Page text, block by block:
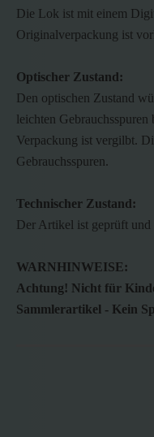
Die Lok ist mit einem
Originalverpackung ist
Optischer Zustand:
Den optischen Zustand
leichten
Verpackung ist vergilbt.
Gebrauchsspuren.
Technischer Zustand:
Der Artikel ist geprüft
WARNHINWEISE:
Achtung! Nicht für
Sammlerartikel - Kein